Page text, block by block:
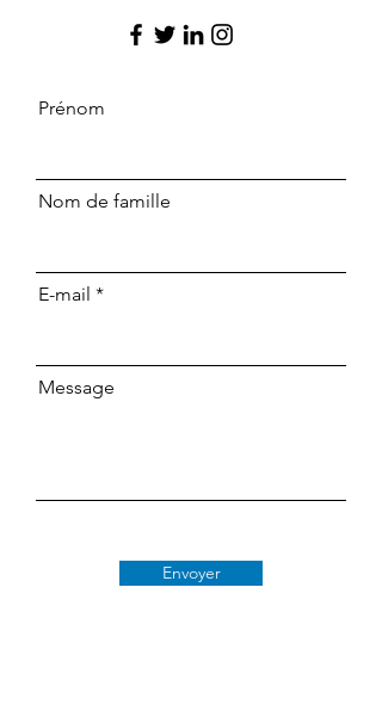
Prénom
Nom de famille
E-mail
Message
Envoyer